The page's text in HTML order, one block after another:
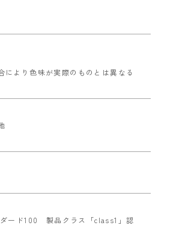
より色味が実際のものとは異なる
ード100 製品クラス「class1」認